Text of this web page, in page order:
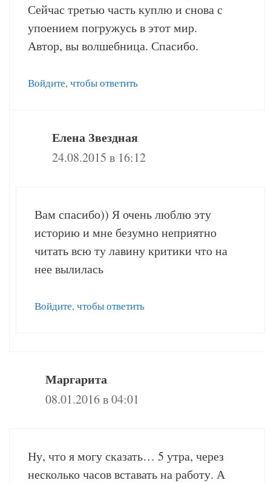
Сейчас третью часть куплю и снова с
упоением погружусь в этот мир.
Автор, вы волшебница. Спасибо.
Войдите, чтобы ответить
Елена Звездная
24.08.2015 в 16:12
Вам спасибо)) Я очень люблю эту
историю и мне безумно неприятно
читать всю ту лавину критики что на
нее вылилась
Войдите, чтобы ответить
Маргарита
08.01.2016 в 04:01
Ну, что я могу сказать… 5 утра, через
несколько часов вставать на работу. А